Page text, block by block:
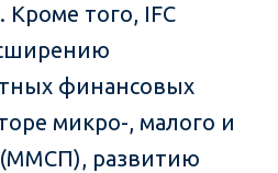
Кроме того, IFC
финансовых
микро-, малого и
(ММСП), развитию